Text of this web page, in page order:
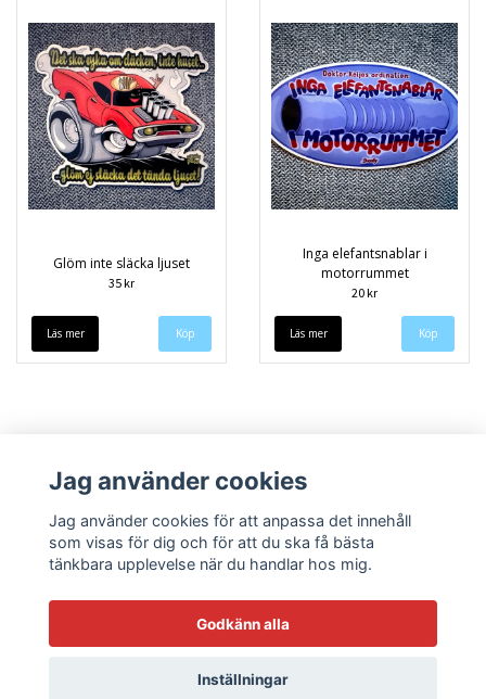
Glöm inte släcka ljuset
35 kr
Läs mer
Inga elefantsnablar i
motorrummet
20 kr
Läs mer
Köpvillkor Kontakt
© Copyright 2026 Sneekys dekaler
Jag använder cookies
Jag använder cookies för att anpassa det innehåll
som visas för dig och för att du ska få bästa
tänkbara upplevelse när du handlar hos mig.
Godkänn alla
Inställningar